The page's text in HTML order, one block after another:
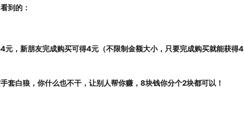
到的：
元，新朋友完成购买可得4元（不限制金额大小，只要完成购买就能获得4
套白狼，你什么也不干，让别人帮你赚，8块钱你分个2块都可以！